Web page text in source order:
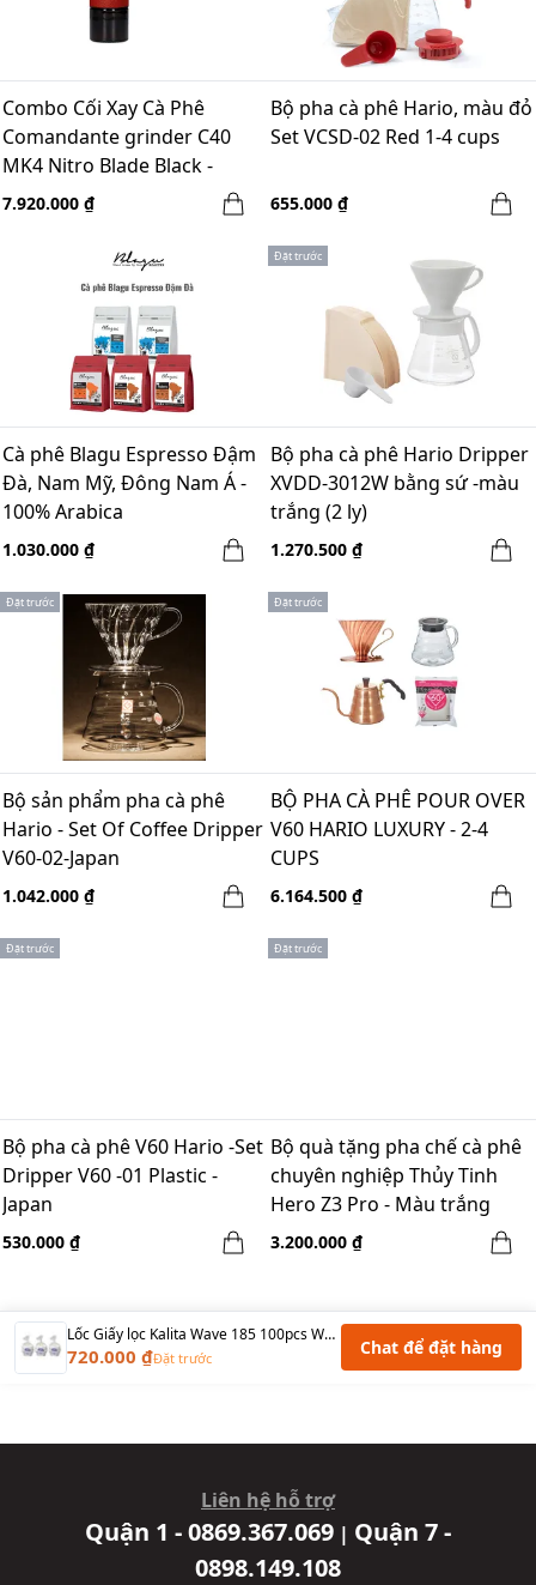
Combo Cối Xay Cà Phê
Comandante grinder C40
MK4 Nitro Blade Black -
made in Germany + LEE_T
7.920.000 ₫
Bộ pha cà phê Hario, màu đỏ
Set VCSD-02 Red 1-4 cups
655.000 ₫
Cà phê Blagu Espresso Đậm
Đà, Nam Mỹ, Đông Nam Á -
100% Arabica
1.030.000 ₫
Đặt trước
Bộ pha cà phê Hario Dripper
XVDD-3012W bằng sứ -màu
trắng (2 ly)
1.270.500 ₫
Đặt trước
Bộ sản phẩm pha cà phê
Hario - Set Of Coffee Dripper
V60-02-Japan
1.042.000 ₫
Đặt trước
BỘ PHA CÀ PHÊ POUR OVER
V60 HARIO LUXURY - 2-4
CUPS
6.164.500 ₫
Đặt trước
Bộ pha cà phê V60 Hario -Set
Dripper V60 -01 Plastic -
Japan
530.000 ₫
Đặt trước
Bộ quà tặng pha chế cà phê
chuyên nghiệp Thủy Tinh
Hero Z3 Pro - Màu trắng
3.200.000 ₫
Lốc Giấy lọc Kalita Wave 185 100pcs Wave Filter Paper Size 2-4 ly - 3 túi
720.000 ₫Đặt trước Chat để đặt hàng
Liên hệ hỗ trợ
Quận 1 - 0869.367.069 | Quận 7 -
0898.149.108